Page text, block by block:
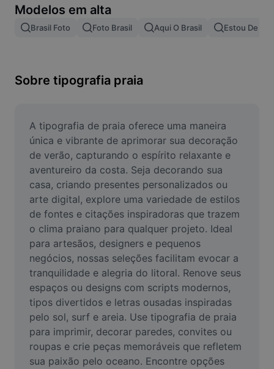
Remover plano de fundo de imagem
Mesclar imagens
Redimensionar Imagem
Criador de Memes
AI Text Remover
AI People Remover
AI Inpainting
Face Cutout
Remover plano de fundo de vídeo
Aprimorar qualidade
Editor de Video
Modelos em alta
Brasil Foto Foto Brasil Aqui O Brasil Estou De
Sobre tipografia praia
A tipografia de praia oferece uma maneira
única e vibrante de aprimorar sua decoração
de verão, capturando o espírito relaxante e
aventureiro da costa. Seja decorando sua
casa, criando presentes personalizados ou
arte digital, explore uma variedade de estilos
de fontes e citações inspiradoras que trazem
o clima praiano para qualquer projeto. Ideal
para artesãos, designers e pequenos
negócios, nossas seleções facilitam evocar a
tranquilidade e alegria do litoral. Renove seus
espaços ou designs com scripts modernos,
tipos divertidos e letras ousadas inspiradas
pelo sol, surf e areia. Use tipografia de praia
para imprimir, decorar paredes, convites ou
roupas e crie peças memoráveis que refletem
sua paixão pelo oceano. Encontre opções